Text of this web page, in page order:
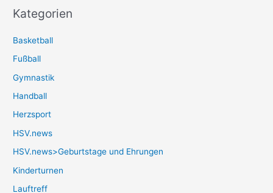
Kategorien
Basketball
Fußball
Gymnastik
Handball
Herzsport
HSV.news
HSV.news>Geburtstage und Ehrungen
Kinderturnen
Lauftreff